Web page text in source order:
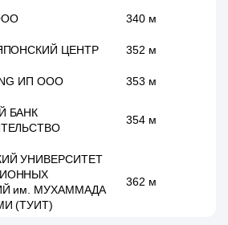
340 м
ЦЕНТР 352 м
ИП ООО 353 м
БАНК
354 м
УНИВЕРСИТЕТ
им. МУХАММАДА
(ТУИТ)
362 м